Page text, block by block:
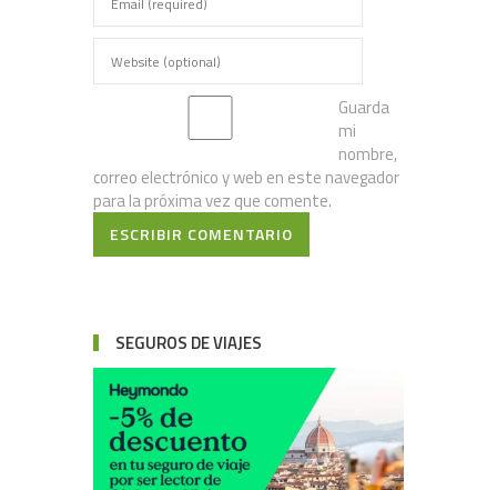
Guarda
mi
nombre,
correo electrónico y web en este navegador
para la próxima vez que comente.
ESCRIBIR COMENTARIO
SEGUROS DE VIAJES